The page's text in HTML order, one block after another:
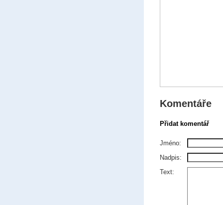
Komentáře
Přidat komentář
Jméno:
Nadpis:
Text: